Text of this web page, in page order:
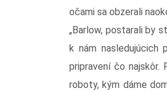
očami sa obzerali
„Barlow, postarali by
k nám
pripravení čo najskôr.
roboty, kým dáme